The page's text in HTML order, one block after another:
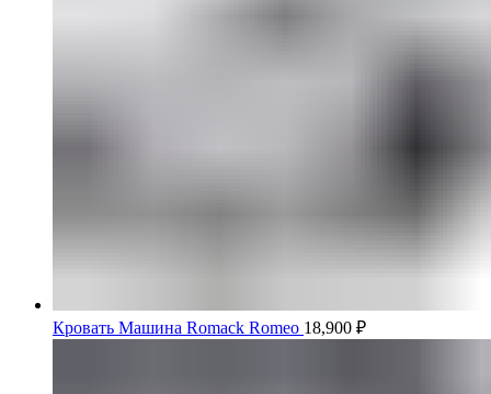
Кровать Машина Romack Romeo 18,900 ₽